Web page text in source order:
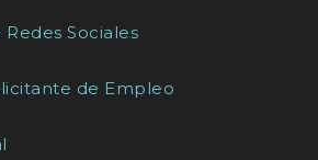
Sociales
de Empleo